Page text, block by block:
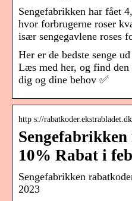
Sengefabrikken har fået
hvor forbrugerne roser
især sengegavlene roses
Her er de bedste senge
Læs med her, og find
dig og dine behov ✅
http s://
10% Rabat i
Sengefabrikken
2023